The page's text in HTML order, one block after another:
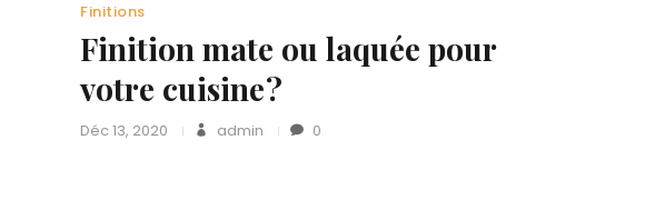
Finitions
Finition mate ou laquée pour
votre cuisine ?
Déc 13, 2020 admin 0